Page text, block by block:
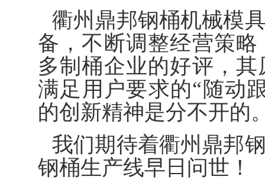
衢州鼎邦钢桶机械模
备，不断调整经营策
多制桶企业的好评，
满足用户要求的“随动
的创新精神是分不开的
我们期待着衢州鼎邦
钢桶生产线早日问世！